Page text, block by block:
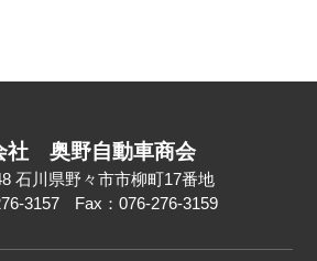
社 奥野自動車商会
石川県野々市市柳町17番地
3157
Fax：076-276-3159